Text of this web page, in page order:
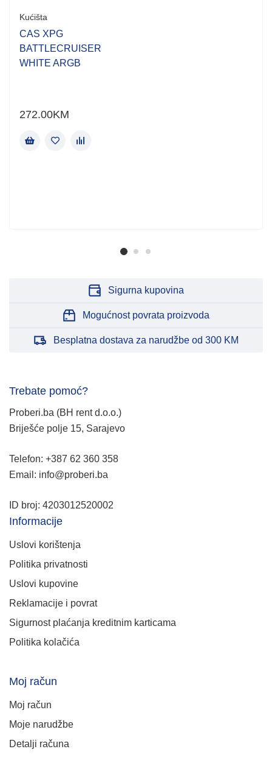
Kućišta
CAS XPG
BATTLECRUISER
WHITE ARGB
272.00KM
Sigurna kupovina
Mogućnost povrata proizvoda
Besplatna dostava za narudžbe od 300 KM
Trebate pomoć?
Proberi.ba (BH rent d.o.o.)
Briješće polje 15, Sarajevo
Telefon: +387 62 360 358
Email: info@proberi.ba
ID broj: 4203012520002
Informacije
Uslovi korištenja
Politika privatnosti
Uslovi kupovine
Reklamacije i povrat
Sigurnost plaćanja kreditnim karticama
Politika kolačića
Moj račun
Moj račun
Moje narudžbe
Detalji računa